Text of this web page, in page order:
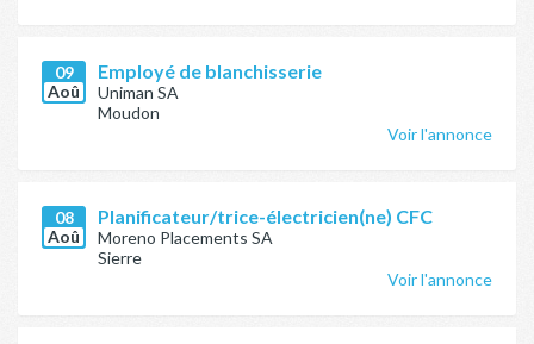
09
Aoû
Employé de blanchisserie
Uniman SA
Moudon
Voir l'annonce
08
Aoû
Planificateur/trice-électricien(ne) CFC
Moreno Placements SA
Sierre
Voir l'annonce